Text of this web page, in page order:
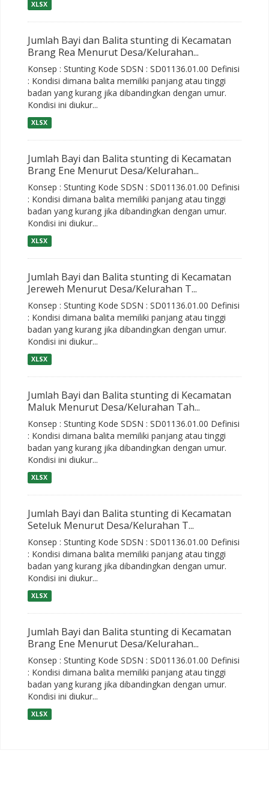
XLSX
Jumlah Bayi dan Balita stunting di Kecamatan
Brang Rea Menurut Desa/Kelurahan...
Konsep : Stunting Kode SDSN : SD01136.01.00 Definisi
: Kondisi dimana balita memiliki panjang atau tinggi
badan yang kurang jika dibandingkan dengan umur.
Kondisi ini diukur...
XLSX
Jumlah Bayi dan Balita stunting di Kecamatan
Brang Ene Menurut Desa/Kelurahan...
Konsep : Stunting Kode SDSN : SD01136.01.00 Definisi
: Kondisi dimana balita memiliki panjang atau tinggi
badan yang kurang jika dibandingkan dengan umur.
Kondisi ini diukur...
XLSX
Jumlah Bayi dan Balita stunting di Kecamatan
Jereweh Menurut Desa/Kelurahan T...
Konsep : Stunting Kode SDSN : SD01136.01.00 Definisi
: Kondisi dimana balita memiliki panjang atau tinggi
badan yang kurang jika dibandingkan dengan umur.
Kondisi ini diukur...
XLSX
Jumlah Bayi dan Balita stunting di Kecamatan
Maluk Menurut Desa/Kelurahan Tah...
Konsep : Stunting Kode SDSN : SD01136.01.00 Definisi
: Kondisi dimana balita memiliki panjang atau tinggi
badan yang kurang jika dibandingkan dengan umur.
Kondisi ini diukur...
XLSX
Jumlah Bayi dan Balita stunting di Kecamatan
Seteluk Menurut Desa/Kelurahan T...
Konsep : Stunting Kode SDSN : SD01136.01.00 Definisi
: Kondisi dimana balita memiliki panjang atau tinggi
badan yang kurang jika dibandingkan dengan umur.
Kondisi ini diukur...
XLSX
Jumlah Bayi dan Balita stunting di Kecamatan
Brang Ene Menurut Desa/Kelurahan...
Konsep : Stunting Kode SDSN : SD01136.01.00 Definisi
: Kondisi dimana balita memiliki panjang atau tinggi
badan yang kurang jika dibandingkan dengan umur.
Kondisi ini diukur...
XLSX